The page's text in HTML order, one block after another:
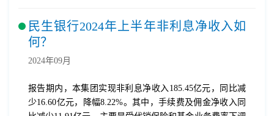
民生银行2024年上半年非利息净收入如
何？
2024年09月
报告期内，本集团实现非利息净收入185.45亿元，同比减
少16.60亿元，降幅8.22%。其中，手续费及佣金净收入同